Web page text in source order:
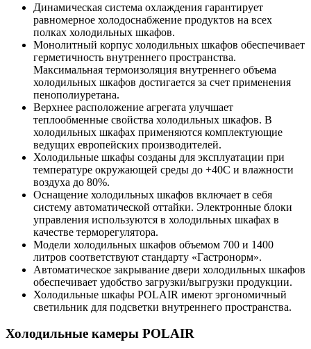
Динамическая система охлаждения гарантирует
равномерное холодоснабжение продуктов на всех
полках холодильных шкафов.
Монолитный корпус холодильных шкафов обеспечивает
герметичность внутреннего пространства.
Максимальная термоизоляция внутреннего объема
холодильных шкафов достигается за счет применения
пенополиуретана.
Верхнее расположение агрегата улучшает
теплообменные свойства холодильных шкафов. В
холодильных шкафах применяются комплектующие
ведущих европейских производителей.
Холодильные шкафы созданы для эксплуатации при
температуре окружающей среды до +40С и влажности
воздуха до 80%.
Оснащение холодильных шкафов включает в себя
систему автоматической оттайки. Электронные блоки
управления используются в холодильных шкафах в
качестве терморегулятора.
Модели холодильных шкафов объемом 700 и 1400
литров соответствуют стандарту «Гастронорм».
Автоматическое закрывание двери холодильных шкафов
обеспечивает удобство загрузки/выгрузки продукции.
Холодильные шкафы POLAIR имеют эргономичный
светильник для подсветки внутреннего пространства.
Холодильные камеры POLAIR